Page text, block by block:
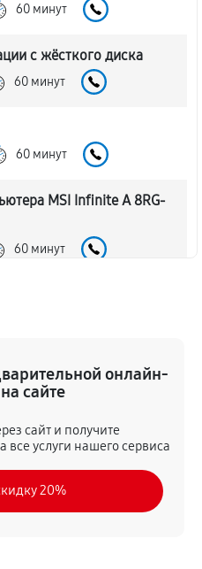
60 минут
с жёсткого диска
60 минут
60 минут
MSI Infinite A 8RG-
60 минут
MSI Infinite A 8RG-
60 минут
онлайн-
сайте
сайт и получите
услуги нашего сервиса
20%